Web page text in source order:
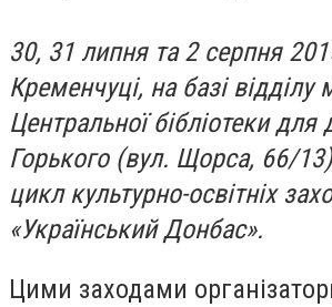
30, 31 липня та 2 серпня
Кременчуці, на базі відділу
Центральної бібліотеки для
Горького (вул. Щорса, 66/
цикл культурно-освітніх
«Український Донбас».
Цими заходами